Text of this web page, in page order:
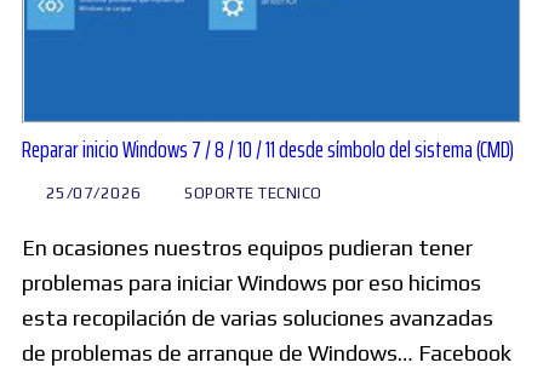
Reparar inicio Windows 7 / 8 / 10 / 11 desde símbolo del sistema (CMD)
25/07/2026 SOPORTE TECNICO
En ocasiones nuestros equipos pudieran tener
problemas para iniciar Windows por eso hicimos
esta recopilación de varias soluciones avanzadas
de problemas de arranque de Windows… Facebook